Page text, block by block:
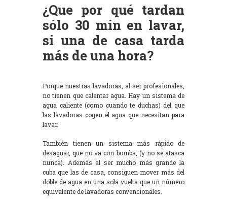
¿Que por qué tardan
sólo 30 min en lavar,
si una de casa tarda
más de una hora?
Porque nuestras lavadoras, al ser profesionales,
no tienen que calentar agua. Hay un sistema de
agua caliente (como cuando te duchas) del que
las lavadoras cogen el agua que necesitan para
lavar.
También tienen un sistema más rápido de
desaguar, que no va con bomba, (y no se atasca
nunca). Además al ser mucho más grande la
cuba que las de casa, consiguen mover más del
doble de agua en una sola vuelta que un número
equivalente de lavadoras convencionales.